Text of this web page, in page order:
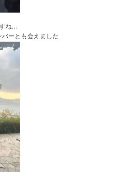
ね…
ーとも会えました